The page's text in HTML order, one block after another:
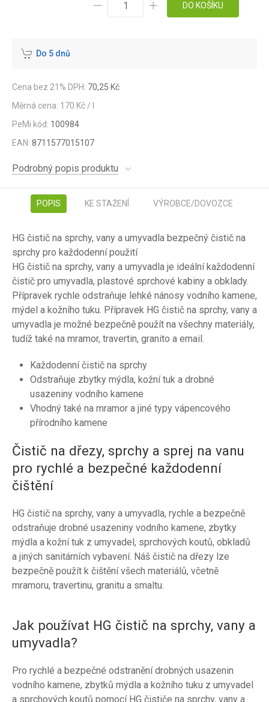
DO KOŠÍKU
Do 5 dnů
Cena bez 21% DPH: 70,25 Kč
Měrná cena: 170 Kč / l
PeMi kód: 100984
EAN: 8711577015107
Podrobný popis produktu
POPIS KE STAŽENÍ VÝROBCE/DOVOZCE
HG čistič na sprchy, vany a umyvadla bezpečný čistič na
sprchy pro každodenní použití
HG čistič na sprchy, vany a umyvadla je ideální každodenní
čistič pro umyvadla, plastové sprchové kabiny a obklady.
Přípravek rychle odstraňuje lehké nánosy vodního kamene,
mýdel a kožního tuku. Přípravek HG čistič na sprchy, vany a
umyvadla je možné bezpečně použít na všechny materiály,
tudíž také na mramor, travertin, granito a email.
Každodenní čistič na sprchy
Odstraňuje zbytky mýdla, kožní tuk a drobné
usazeniny vodního kamene
Vhodný také na mramor a jiné typy vápencového
přírodního kamene
Čistič na dřezy, sprchy a sprej na vanu
pro rychlé a bezpečné každodenní
čištění
HG čistič na sprchy, vany a umyvadla, rychle a bezpečně
odstraňuje drobné usazeniny vodního kamene, zbytky
mýdla a kožní tuk z umyvadel, sprchových koutů, obkladů
a jiných sanitárních vybavení. Náš čistič na dřezy lze
bezpečně použít k čištění všech materiálů, včetně
mramoru, travertinu, granitu a smaltu.
Jak používat HG čistič na sprchy, vany a
umyvadla?
Pro rychlé a bezpečné odstranění drobných usazenin
vodního kamene, zbytků mýdla a kožního tuku z umyvadel
a sprchových koutů pomocí HG čističe na sprchy, vany a